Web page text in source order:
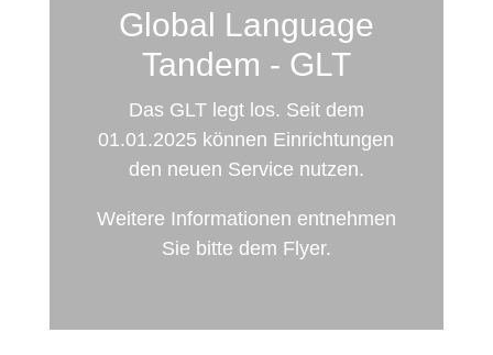
Global Language
Tandem - GLT
Das GLT legt los. Seit dem
01.01.2025 können Einrichtungen
den neuen Service nutzen.
Weitere Informationen entnehmen
Sie bitte dem Flyer.